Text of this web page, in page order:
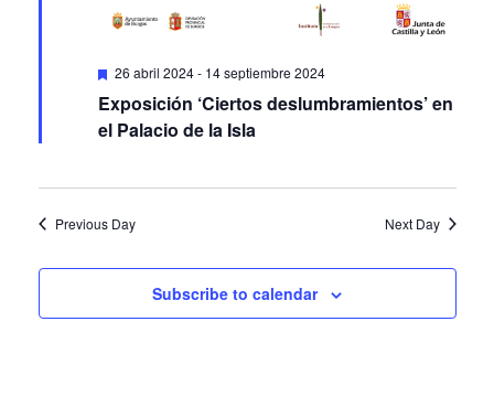
Featured
26 abril 2024- 14 septiembre 2024
Exposición ‘Ciertos deslumbramientos’ en
el Palacio de la Isla
Previous Day Next Day
Subscribe to calendar